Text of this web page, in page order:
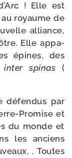
! Elle est
royaume de
alliance,
Elle appa­
épines, des
spi­nas (
défen­dus par
​Promise et
du monde et
les anciens
. Toutes